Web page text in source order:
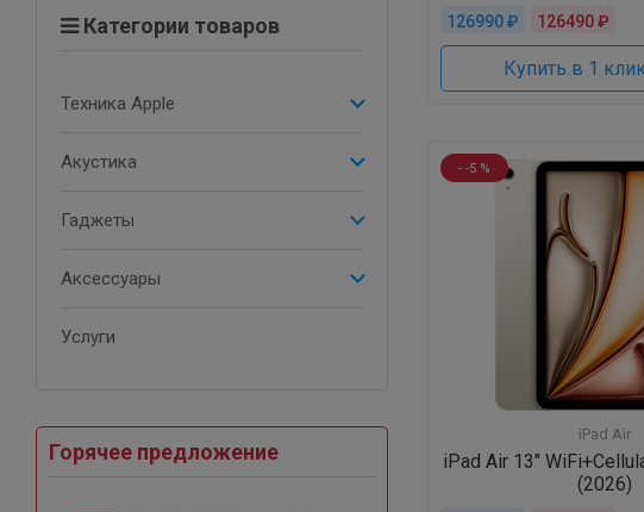
Категории товаров
Техника Apple
Акустика
Гаджеты
Аксессуары
Услуги
Горячее предложение
126990 ₽ 126490 ₽
Купить в 1
- -5 %
iPad Air
iPad Air 13"
(2026)